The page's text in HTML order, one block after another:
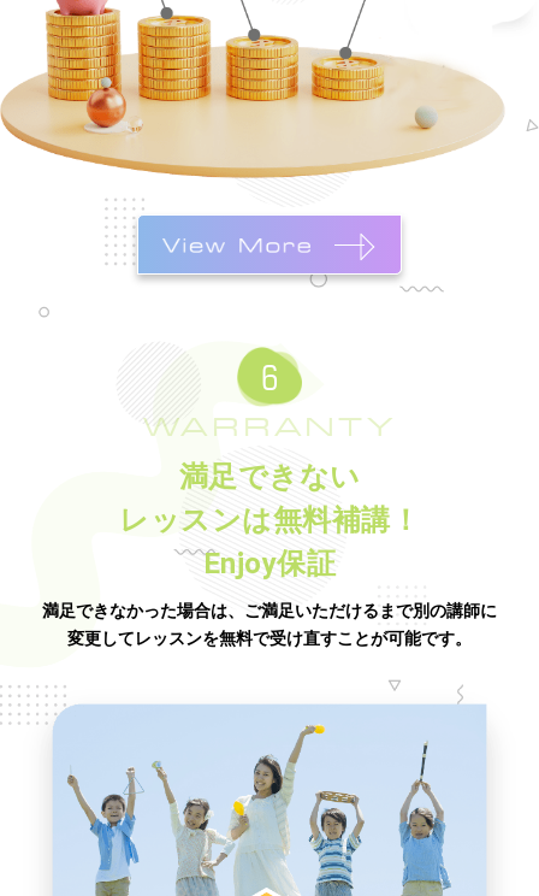
WARRANTY
満足できない
レッスンは無料補講！
Enjoy保証
満足できなかった場合は、ご満足いただけるまで別の講師に
変更してレッスンを無料で受け直すことが可能です。